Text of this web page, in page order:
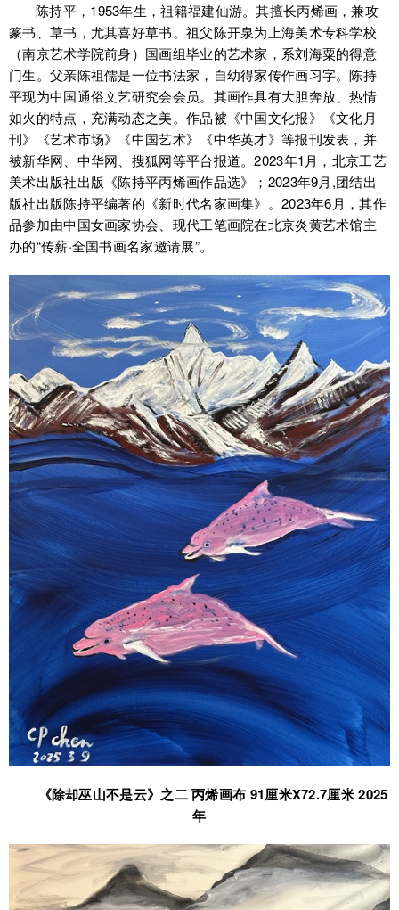
陈持平，1953年生，祖籍福建仙游。其擅长丙烯画，兼攻
篆书、草书，尤其喜好草书。祖父陈开泉为上海美术专科学校
（南京艺术学院前身）国画组毕业的艺术家，系刘海粟的得意
门生。父亲陈祖儒是一位书法家，自幼得家传作画习字。陈持
平现为中国通俗文艺研究会会员。其画作具有大胆奔放、热情
如火的特点，充满动态之美。作品被《中国文化报》《文化月
刊》《艺术市场》《中国艺术》《中华英才》等报刊发表，并
被新华网、中华网、搜狐网等平台报道。2023年1月，北京工艺
美术出版社出版《陈持平丙烯画作品选》；2023年9月,团结出
版社出版陈持平编著的《新时代名家画集》。2023年6月，其作
品参加由中国女画家协会、现代工笔画院在北京炎黄艺术馆主
办的“传薪·全国书画名家邀请展”。
《除却巫山不是云》之二 丙烯画布 91厘米X72.7厘米 2025
年